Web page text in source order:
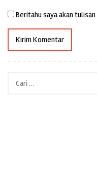
Beritahu saya akan